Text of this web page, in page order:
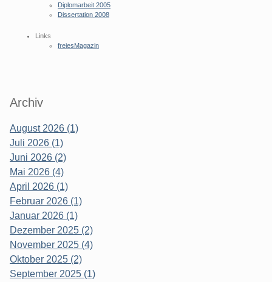
Diplomarbeit 2005
Dissertation 2008
Links
freiesMagazin
Archiv
August 2026 (1)
Juli 2026 (1)
Juni 2026 (2)
Mai 2026 (4)
April 2026 (1)
Februar 2026 (1)
Januar 2026 (1)
Dezember 2025 (2)
November 2025 (4)
Oktober 2025 (2)
September 2025 (1)